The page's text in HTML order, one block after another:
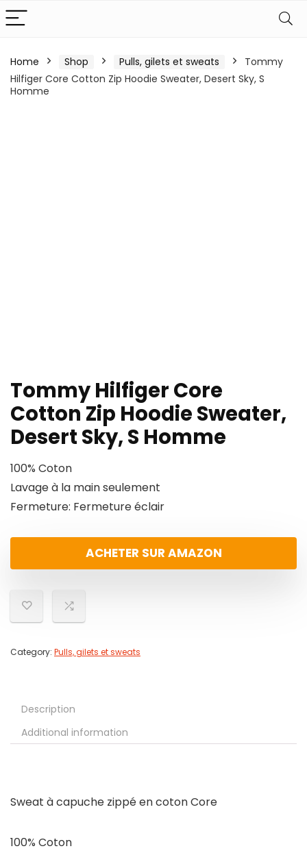
Home Shop Pulls, gilets et sweats
Tommy
Hilfiger Core Cotton Zip Hoodie Sweater, Desert Sky, S
Homme
Tommy Hilfiger Core
Cotton Zip Hoodie Sweater,
Desert Sky, S Homme
100% Coton
Lavage à la main seulement
Fermeture: Fermeture éclair
ACHETER SUR AMAZON
Category: Pulls, gilets et sweats
Description
Additional information
Sweat à capuche zippé en coton Core
100% Coton